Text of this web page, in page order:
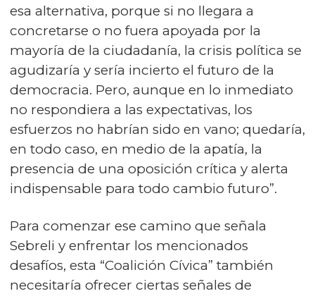
esa alternativa, porque si no llegara a
concretarse o no fuera apoyada por la
mayoría de la ciudadanía, la crisis política se
agudizaría y sería incierto el futuro de la
democracia. Pero, aunque en lo inmediato
no respondiera a las expectativas, los
esfuerzos no habrían sido en vano; quedaría,
en todo caso, en medio de la apatía, la
presencia de una oposición crítica y alerta
indispensable para todo cambio futuro”.
Para comenzar ese camino que señala
Sebreli y enfrentar los mencionados
desafíos, esta “Coalición Cívica” también
necesitaría ofrecer ciertas señales de